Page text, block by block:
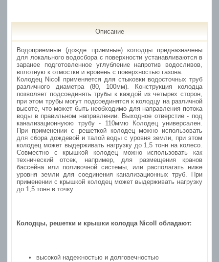
Описание
Водоприемные (дожде приемные) колодцы предназначены
для локального водосбора с поверхности устанавливаются в
заранее подготовленное углубление напротив водосливов,
вплотную к отмостке и вровень с поверхностью газона.
Колодец Nicoll применяется для стыковки водосточных труб
различного диаметра (80, 100мм). Конструкция колодца
позволяет подсоединять трубы к каждой из четырех сторон,
при этом трубы могут подсоединятся к колодцу на различной
высоте, что может быть необходимо для направления потока
воды в правильном направлении. Выходное отверстие - под
канализационнуюю трубу - 110ммю Колодец универсален.
При применении с решеткой колодец можно использовать
для сбора дождевой и талой воды с уровня земли, при этом
колодец может выдерживать нагрузку до 1,5 тонн на колесо.
Совместно с крышкой колодец можно использовать как
технический отсек, например, для размещения кранов
бассейна или поливочной системы, или располагать ниже
уровня земли для соединения канализационных труб. При
применении с крышкой колодец может выдерживать нагрузку
до 1,5 тонн в точку.
Колодцы, решетки и крышки колодца Nicoll обладают:
высокой надежностью и долговечностью